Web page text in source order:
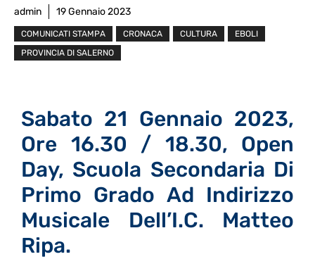
admin 19 Gennaio 2023
COMUNICATI STAMPA CRONACA CULTURA
EBOLI
PROVINCIA DI SALERNO
Sabato 21 Gennaio 2023,
Ore 16.30 / 18.30, Open
Day, Scuola Secondaria Di
Primo Grado Ad Indirizzo
Musicale Dell’I.C. Matteo
Ripa.